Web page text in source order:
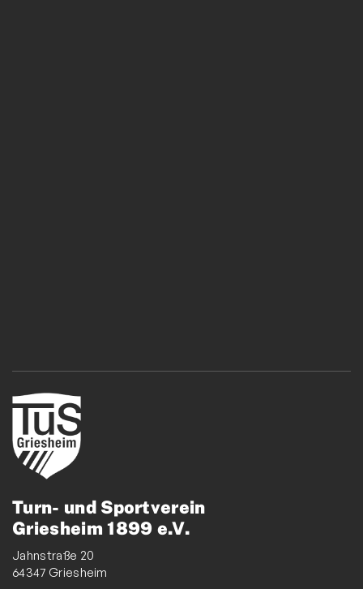
Turn- und Sportverein
Griesheim 1899 e.V.
Jahnstraße 20
64347 Griesheim